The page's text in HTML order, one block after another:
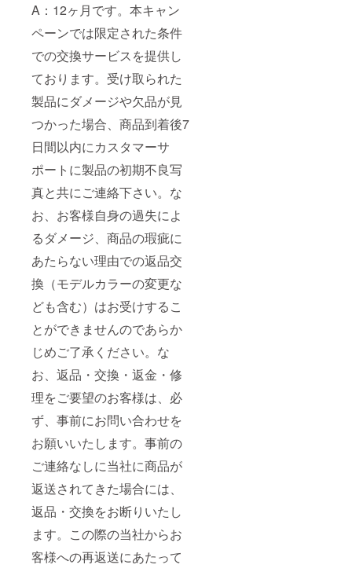
A：12ヶ月です。本キャン
ペーンでは限定された条件
での交換サービスを提供し
ております。受け取られた
製品にダメージや欠品が見
つかった場合、商品到着後7
日間以内にカスタマーサ
ポートに製品の初期不良写
真と共にご連絡下さい。な
お、お客様自身の過失によ
るダメージ、商品の瑕疵に
あたらない理由での返品交
換（モデルカラーの変更な
ども含む）はお受けするこ
とができませんのであらか
じめご了承ください。な
お、返品・交換・返金・修
理をご要望のお客様は、必
ず、事前にお問い合わせを
お願いいたします。事前の
ご連絡なしに当社に商品が
返送されてきた場合には、
返品・交換をお断りいたし
ます。この際の当社からお
客様への再返送にあたって